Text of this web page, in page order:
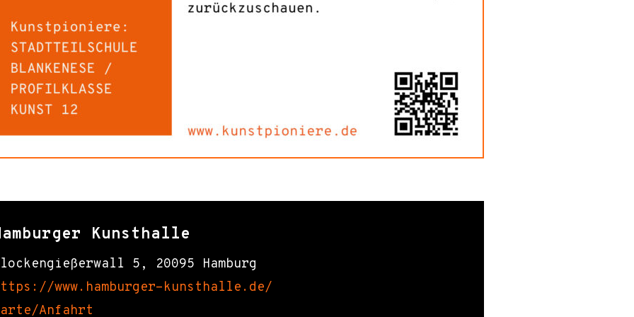
Kunsthalle
5, 20095 Hamburg
www.hamburger-kunsthalle.de/
Anfahrt